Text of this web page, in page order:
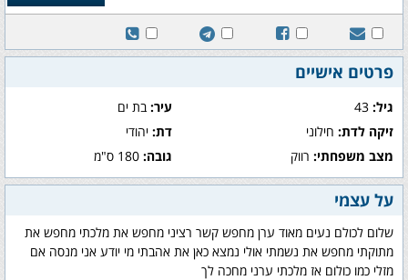
פרטים אישיים
גיל: עיר:בת ים
זיקה לדת: חילוני דת:יהודי
מצב משפחתי: רווק גובה:180 ס"מ
על עצמי
שלום לכולם נעים מאוד ערן מחפש קשר רציני מחפש את מלכתי מחפש את
מתוקתי מחפש את נשמתי אולי נמצא כאן את אהבתי מי יודע אני מנסה אם
מזלי כמו כולום אז מלכתי ערני מחכה לך